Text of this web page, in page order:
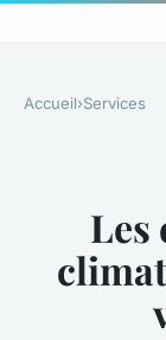
Accueil›Services
Les